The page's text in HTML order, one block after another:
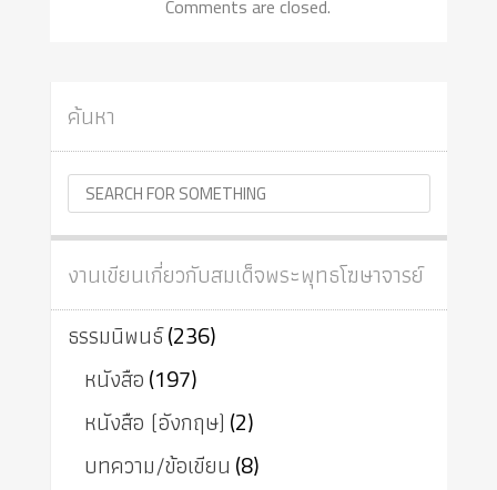
Comments are closed.
ค้นหา
งานเขียนเกี่ยวกับสมเด็จพระพุทธโฆษาจารย์
ธรรมนิพนธ์(236)
หนังสือ(197)
หนังสือ (อังกฤษ) (2)
บทความ/ข้อเขียน (8)